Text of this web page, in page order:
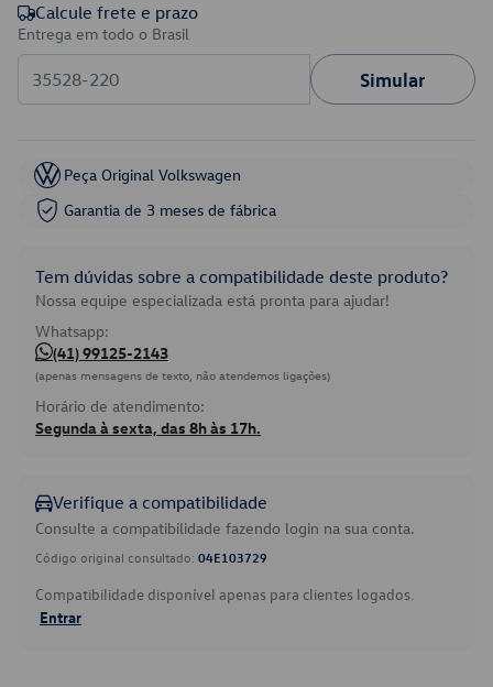
Calcule frete e prazo
Entrega em todo o Brasil
Simular
Peça Original Volkswagen
Garantia de 3 meses de fábrica
Tem dúvidas sobre a compatibilidade deste produto?
Nossa equipe especializada está pronta para ajudar!
Whatsapp:
(41) 99125-2143
(apenas mensagens de texto, não atendemos ligações)
Horário de atendimento:
Segunda à sexta, das 8h às 17h.
Verifique a compatibilidade
Consulte a compatibilidade fazendo login na sua conta.
Código original consultado: 04E103729
Compatibilidade disponível apenas para clientes logados.
Entrar